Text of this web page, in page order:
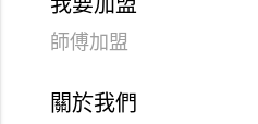
我要加盟
師傅加盟
關於我們